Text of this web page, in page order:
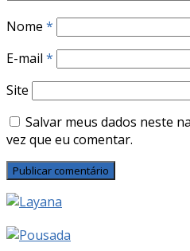
Nome *
E-mail *
Site
Salvar meus dados neste
vez que eu comentar.